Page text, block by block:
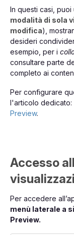
In questi casi,
modalità di sola
modifica),
desideri
esempio, per i
consultare parte
completo ai
Per configurare
l'articolo dedicato:
Preview.
Accesso
Per accedere
menù laterale a
Preview.